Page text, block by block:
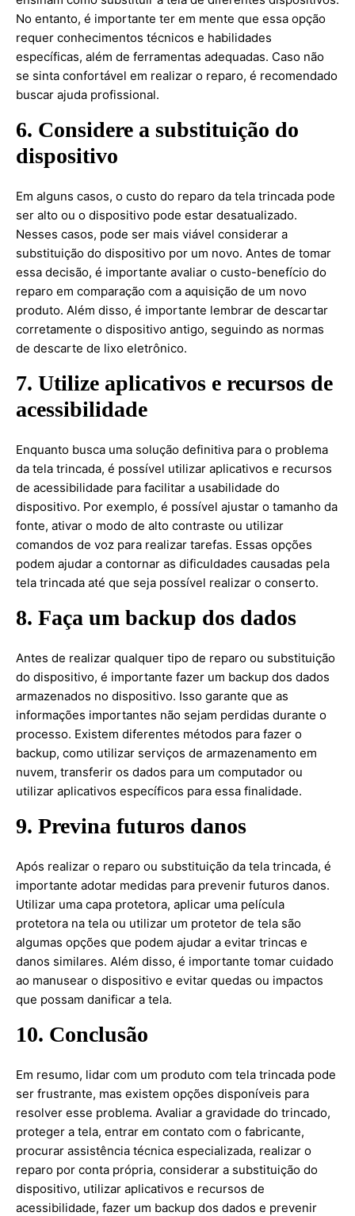
No entanto, é importante ter em mente que essa opção
requer conhecimentos técnicos e habilidades
específicas, além de ferramentas adequadas. Caso não
se sinta confortável em realizar o reparo, é recomendado
buscar ajuda profissional.
6. Considere a substituição do
dispositivo
Em alguns casos, o custo do reparo da tela trincada pode
ser alto ou o dispositivo pode estar desatualizado.
Nesses casos, pode ser mais viável considerar a
substituição do dispositivo por um novo. Antes de tomar
essa decisão, é importante avaliar o custo-benefício do
reparo em comparação com a aquisição de um novo
produto. Além disso, é importante lembrar de descartar
corretamente o dispositivo antigo, seguindo as normas
de descarte de lixo eletrônico.
7. Utilize aplicativos e recursos de
acessibilidade
Enquanto busca uma solução definitiva para o problema
da tela trincada, é possível utilizar aplicativos e recursos
de acessibilidade para facilitar a usabilidade do
dispositivo. Por exemplo, é possível ajustar o tamanho da
fonte, ativar o modo de alto contraste ou utilizar
comandos de voz para realizar tarefas. Essas opções
podem ajudar a contornar as dificuldades causadas pela
tela trincada até que seja possível realizar o conserto.
8. Faça um backup dos dados
Antes de realizar qualquer tipo de reparo ou substituição
do dispositivo, é importante fazer um backup dos dados
armazenados no dispositivo. Isso garante que as
informações importantes não sejam perdidas durante o
processo. Existem diferentes métodos para fazer o
backup, como utilizar serviços de armazenamento em
nuvem, transferir os dados para um computador ou
utilizar aplicativos específicos para essa finalidade.
9. Previna futuros danos
Após realizar o reparo ou substituição da tela trincada, é
importante adotar medidas para prevenir futuros danos.
Utilizar uma capa protetora, aplicar uma película
protetora na tela ou utilizar um protetor de tela são
algumas opções que podem ajudar a evitar trincas e
danos similares. Além disso, é importante tomar cuidado
ao manusear o dispositivo e evitar quedas ou impactos
que possam danificar a tela.
10. Conclusão
Em resumo, lidar com um produto com tela trincada pode
ser frustrante, mas existem opções disponíveis para
resolver esse problema. Avaliar a gravidade do trincado,
proteger a tela, entrar em contato com o fabricante,
procurar assistência técnica especializada, realizar o
reparo por conta própria, considerar a substituição do
dispositivo, utilizar aplicativos e recursos de
acessibilidade, fazer um backup dos dados e prevenir